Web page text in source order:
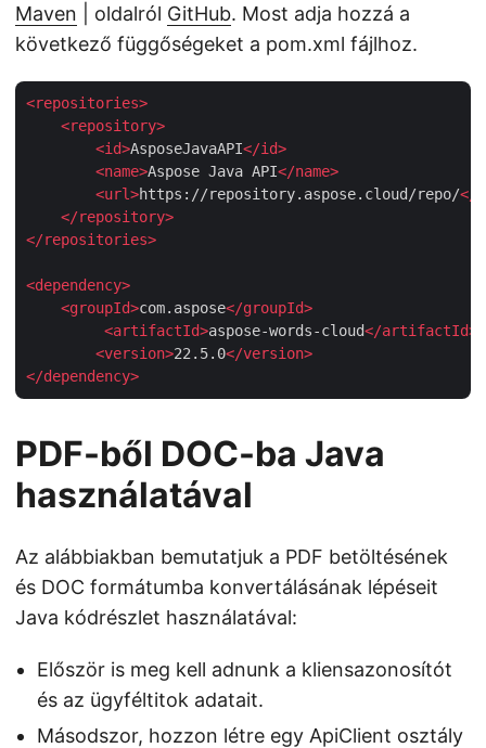
Maven | oldalról GitHub. Most adja hozzá a
következő függőségeket a pom.xml fájlhoz.
<repositories>
<repository>
<id>AsposeJavaAPI</id>
<name>Aspose Java API</name>
<url>https://repository.aspose.cloud/repo/</
</repository>
</repositories>
<dependency>
<groupId>com.aspose</groupId>
<artifactId>aspose-words-cloud</artifactId>
<version>22.5.0</version>
</dependency>
PDF-ből DOC-ba Java
használatával
Az alábbiakban bemutatjuk a PDF betöltésének
és DOC formátumba konvertálásának lépéseit
Java kódrészlet használatával:
Először is meg kell adnunk a kliensazonosítót
és az ügyféltitok adatait.
Másodszor, hozzon létre egy ApiClient osztály